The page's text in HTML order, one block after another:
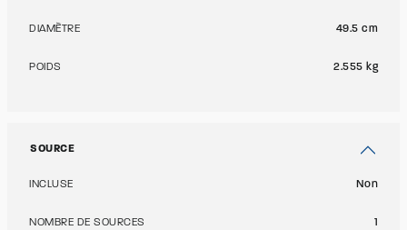
DIAMÈTRE 49.5 cm
POIDS 2.555 kg
SOURCE
INCLUSE Non
NOMBRE DE SOURCES 1